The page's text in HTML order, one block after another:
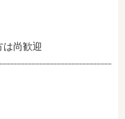
は尚歓迎
士として働